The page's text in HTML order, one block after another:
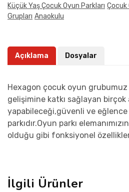
Küçük Yaş Çocuk Oyun Parkları Çocuk
Grupları Anaokulu
Açıklama Dosyalar
Hexagon çocuk oyun
gelişimine katkı sağlayan
yapabileceği,güvenli ve
parkıdır.Oyun parkı
olduğu gibi fonksiyonel
İlgili Ürünler